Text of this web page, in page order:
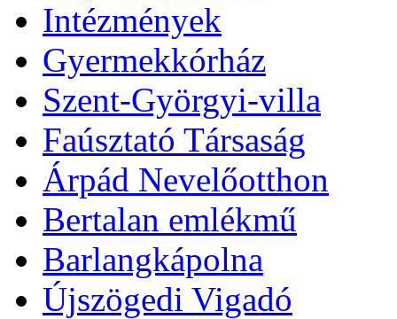
Intézmények
Gyermekkórház
Szent-Györgyi-villa
Faúsztató Társaság
Árpád Nevelőotthon
Bertalan emlékmű
Barlangkápolna
Újszögedi Vigadó